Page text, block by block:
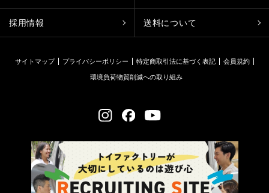
採用情報 送料について
サイトマップ プライバシーポリシー 特定商取引法に基づく表記 会員規約
環境負荷物質削減への取り組み